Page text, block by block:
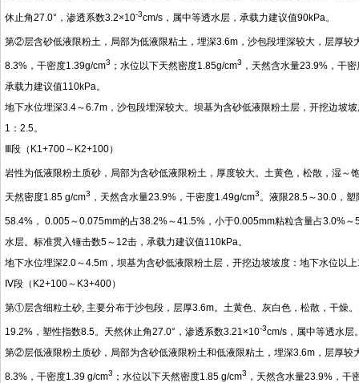
休止角27.0°，渗透系数3.2×10-3cm/s，属中等透水层，承载力建议值90kPa。
第②层含砂低液限粉土，局部为低液限粘土，埋深3.6m，沙包段埋深较大，层厚
8.3%，干密度1.39g/cm3 ；水位以下天然密度1.85g/cm3 ，天然含水量23.9%，干
承载力建议值110kPa。
地下水位埋深3.4～6.7m，沙包段埋深较大。坝基为含砂低液限粉土层，开挖边坡
1：2.5。
Ⅲ段（K1+700～K2+100）
岩性为低液限粉土质砂，局部为含砂低液限粉土，厚度较大。土黄色，松散，湿～
天然密度1.85 g/cm3 ，天然含水量23.9%，干密度1.49g/cm3。液限28.5～30.0，
58.4%， 0.005～0.075mm的占38.2%～41.5%，小于0.005mm粘粒含量占3.0%
水层。标准贯入锤击数5～12击，承载力建议值110kPa。
地下水位埋深2.0～4.5m，坝基为含砂低液限粉土层，开挖边坡坡度：地下水位以
Ⅳ段（K2+100～K3+400）
第①层含细粒土砂, 主要分布于沙包段，层厚3.6m。土黄色、灰白色，松散，干燥
19.2%，塑性指数8.5。天然休止角27.0°，渗透系数3.21×10-3cm/s，属中等透水层
第②层低液限粉土质砂，局部为含砂低液限粉土和低液限粘土，埋深3.6m，层厚
8.3%，干密度1.39 g/cm3 ；水位以下天然密度1.85 g/cm3 ，天然含水量23.9%，干